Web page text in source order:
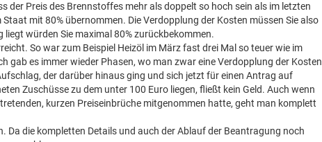
der Preis des Brennstoffes mehr als doppelt so hoch sein als im letzten
mit 80% übernommen. Die Verdopplung der Kosten müssen Sie also
würden Sie maximal 80% zurückbekommen.
So war zum Beispiel Heizöl im März fast drei Mal so teuer wie im
gab es immer wieder Phasen, wo man zwar eine Verdopplung der Kosten
der darüber hinaus ging und sich jetzt für einen Antrag auf
Zuschüsse zu dem unter 100 Euro liegen, fließt kein Geld. Auch wenn
kurzen Preiseinbrüche mitgenommen hatte, geht man komplett
Da die kompletten Details und auch der Ablauf der Beantragung noch